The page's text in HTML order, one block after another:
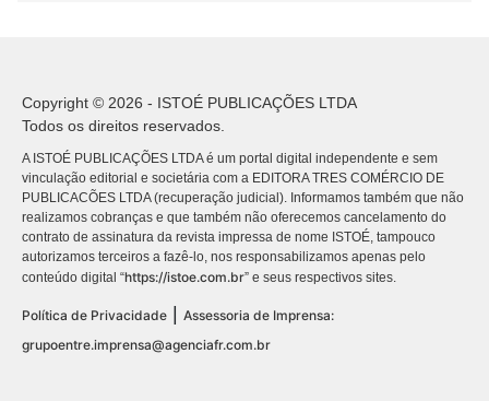
Copyright © 2026 - ISTOÉ PUBLICAÇÕES LTDA
Todos os direitos reservados.
A ISTOÉ PUBLICAÇÕES LTDA é um portal digital independente e sem
vinculação editorial e societária com a EDITORA TRES COMÉRCIO DE
PUBLICACÕES LTDA (recuperação judicial). Informamos também que não
realizamos cobranças e que também não oferecemos cancelamento do
contrato de assinatura da revista impressa de nome ISTOÉ, tampouco
autorizamos terceiros a fazê-lo, nos responsabilizamos apenas pelo
conteúdo digital “https://istoe.com.br” e seus respectivos sites.
Política de Privacidade
Assessoria de Imprensa:
grupoentre.imprensa@agenciafr.com.br